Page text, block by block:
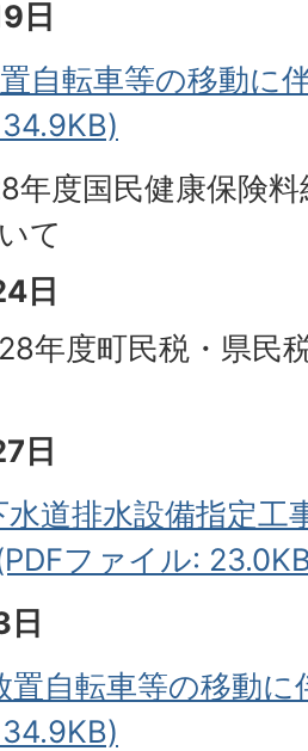
日
自転車等の移動に
度国民健康保険料
て
日
年度町民税・県民
日
道排水設備指定工
ファイル:
自転車等の移動に